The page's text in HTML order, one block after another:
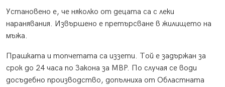
Установено е, че няколко от децата са с леки
наранявания. Извършено е претърсване в жилището на
мъжа.
Прашката и топчетата са иззети. Той е задържан за
срок до 24 часа по Закона за МВР. По случая се води
досъдебно производство, допълниха от Областната